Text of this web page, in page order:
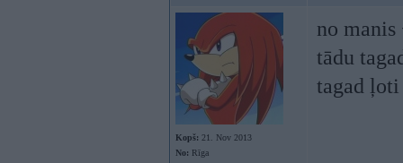
Kopš: 21. Nov 2013
No: Rīga
no
tādu
tagad